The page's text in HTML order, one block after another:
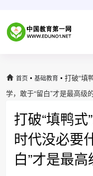
首页 • 基础教育 • 打破“填
学，敢于“留白”才是最高级
打破“填鸭
时代没必要
白”才是最